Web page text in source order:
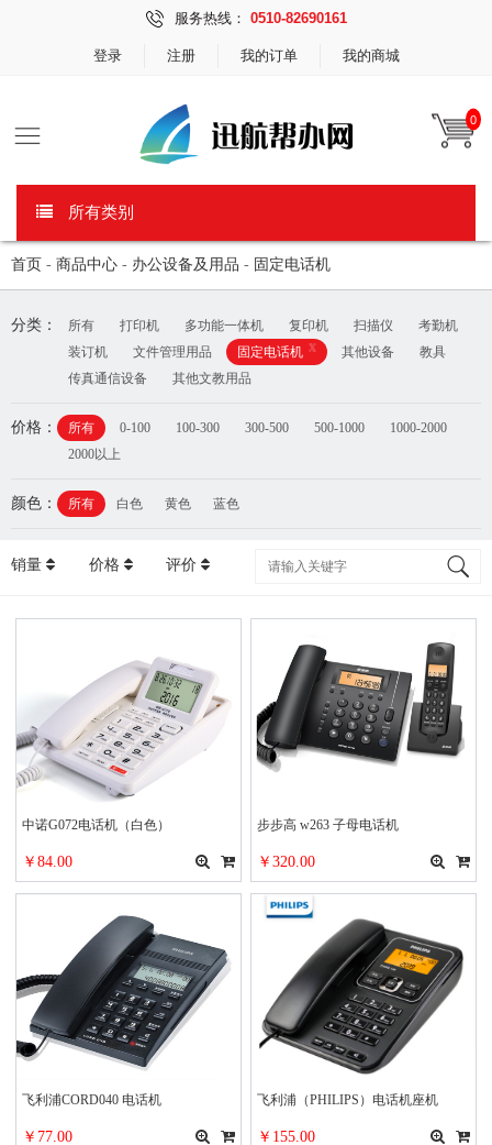
服务热线： 0510-82690161
登录 注册 我的订单 我的商城
0
所有类别
首页 - 商品中心 - 办公设备及用品 - 固定电话机
分类： 所有 打印机 多功能一体机 复印机 扫描仪
考勤机
装订机
文件管理用品 固定电话机 x 其他设备
教具
传真通信设备
其他文教用品
价格： 所有 0-100 100-300 300-500 500-1000
1000-2000
2000以上
颜色： 所有 白色 黄色 蓝色
销量 价格 评价
中诺G072电话机（白色）
￥84.00
步步高 w263 子母电话机
￥320.00
飞利浦CORD040 电话机
￥77.00
飞利浦（PHILIPS）电话机座机
CORD148
￥155.00